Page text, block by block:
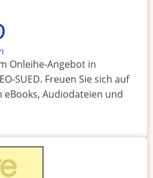
Onleihe-Angebot in
SUED. Freuen Sie sich auf
eBooks, Audiodateien und